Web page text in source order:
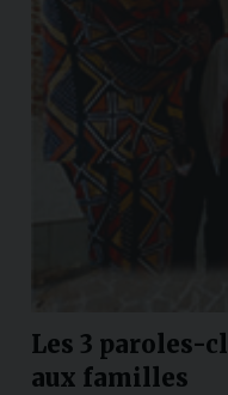
Les 3 paroles-
aux familles